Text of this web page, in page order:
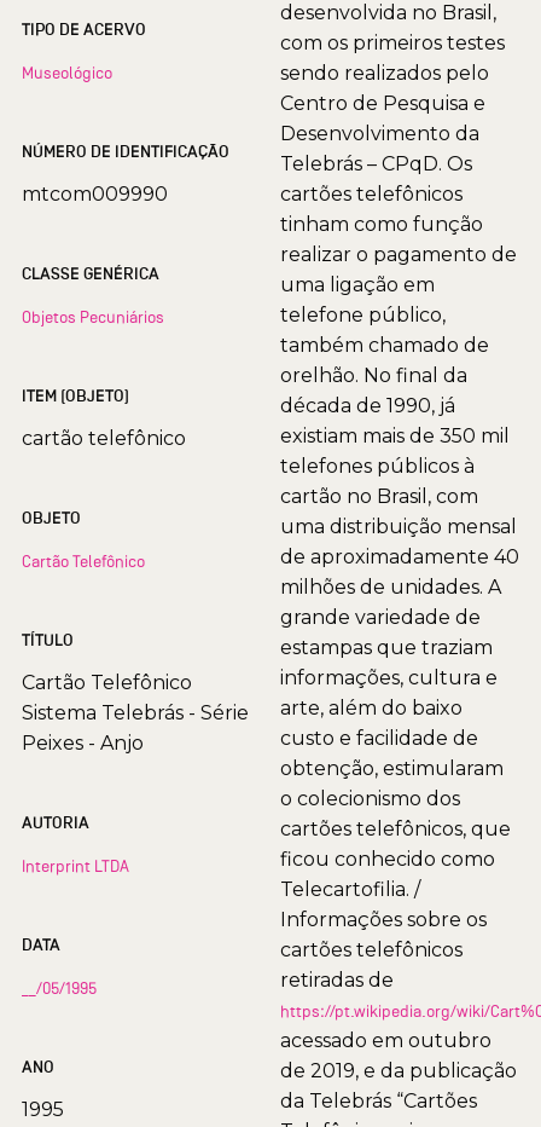
TIPO DE ACERVO
Museológico
NÚMERO DE IDENTIFICAÇÃO
mtcom009990
CLASSE GENÉRICA
Objetos Pecuniários
ITEM (OBJETO)
cartão telefônico
OBJETO
Cartão Telefônico
TÍTULO
Cartão Telefônico
Sistema Telebrás - Série
Peixes - Anjo
AUTORIA
Interprint LTDA
DATA
__/05/1995
ANO
1995
desenvolvida no Brasil,
com os primeiros testes
sendo realizados pelo
Centro de Pesquisa e
Desenvolvimento da
Telebrás – CPqD. Os
cartões telefônicos
tinham como função
realizar o pagamento de
uma ligação em
telefone público,
também chamado de
orelhão. No final da
década de 1990, já
existiam mais de 350 mil
telefones públicos à
cartão no Brasil, com
uma distribuição mensal
de aproximadamente 40
milhões de unidades. A
grande variedade de
estampas que traziam
informações, cultura e
arte, além do baixo
custo e facilidade de
obtenção, estimularam
o colecionismo dos
cartões telefônicos, que
ficou conhecido como
Telecartofilia. /
Informações sobre os
cartões telefônicos
retiradas de
https://pt.wikipedia.org/wiki/
acessado em outubro
de 2019, e da publicação
da Telebrás “Cartões